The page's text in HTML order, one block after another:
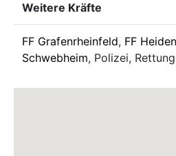
Weitere Kräfte
FF Grafenrheinfeld, FF
Schwebheim, Polizei,